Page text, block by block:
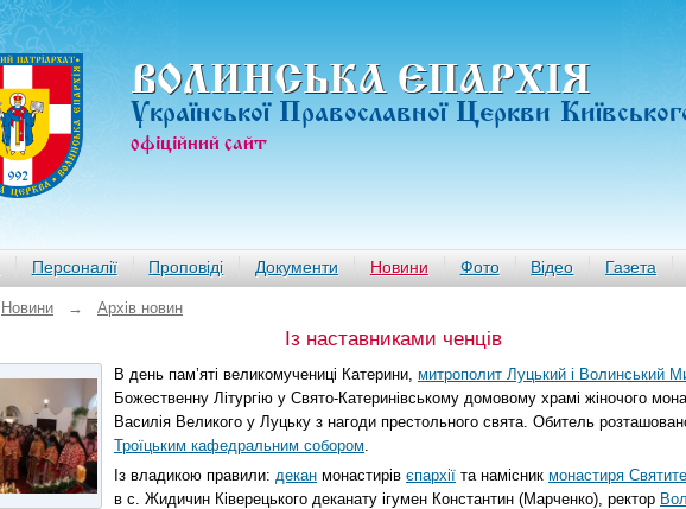
ВОЛИНСЬКА ЄПАРХIЯ
Української Православної Церкви
офiцiйний сайт
Персоналії Проповіді Документи Новини Фото Відео Газета
Новини → Архів новин
Із наставниками ченців
В день пам’яті великомучениці Катерини, митрополит Луцький і Волинський
Божественну Літургію у Свято-Катеринівському домовому храмі жіночого
Василія Великого у Луцьку з нагоди престольного свята. Обитель
Троїцьким кафедральним собором.
Із владикою правили: декан монастирів єпархії та намісник монастиря
в с. Жидичин Ківерецького деканату ігумен Константин (Марченко), ректор